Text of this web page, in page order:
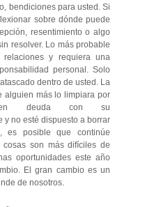
bendiciones para usted. Si
sobre dónde puede
resentimiento o algo
resolver. Lo más probable
y requiera una
personal. Solo
dentro de usted. La
alguien más lo limpiara por
en deuda con su
y no esté dispuesto a borrar
es posible que continúe
cosas son más difíciles de
oportunidades este año
El gran cambio es un
de nosotros.